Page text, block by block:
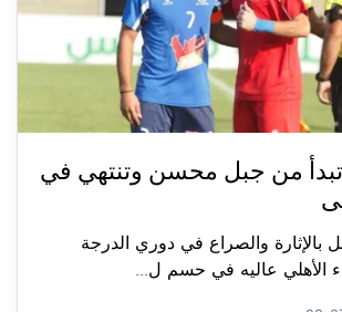
تبدأ من جبل محسن وتنتهي في
بالإثارة والصراع في دوري الدرجة
الأهلي عاليه في حسم ل...